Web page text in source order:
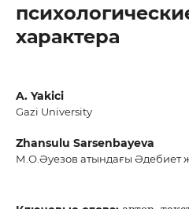
характера
A. Yakici
Gazi University
Zhansulu Sarsenbayeva
М.О.Әуезов атындағы Әдебиет